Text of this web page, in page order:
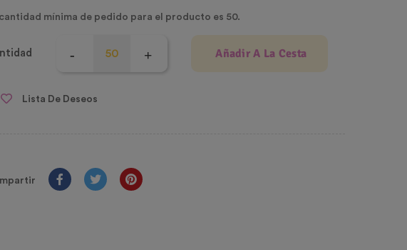
mínima de pedido para el producto es 50.
Añadir A La Cesta
Lista De Deseos